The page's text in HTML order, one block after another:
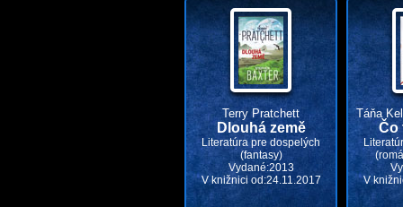
Terry Pratchett
Dlouhá země
Literatúra pre dospelých
(fantasy)
Vydané:2013
V knižnici od:24.11.2017
Táňa
Čo
V